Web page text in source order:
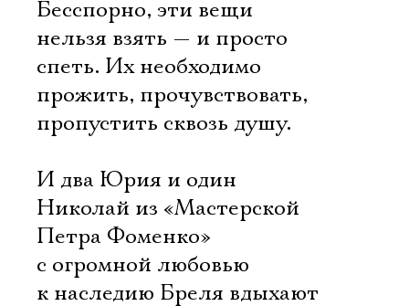
Бесспорно, эти вещи
нельзя взять — и просто
спеть. Их необходимо
прожить, прочувствовать,
пропустить сквозь душу.
И два Юрия и один
Николай из «Мастерской
Петра Фоменко»
с огромной любовью
к наследию Бреля вдыхают